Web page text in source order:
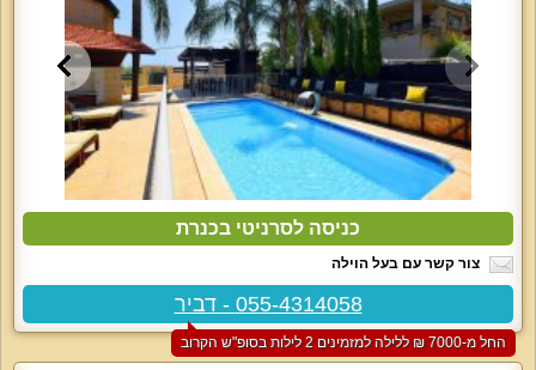
כניסה לסרניטי בכנרת
צור קשר עם בעל הוילה
055-4314058 - דביר
החל מ-‏7000 ₪ ללילה למזמינים 2 לילות בסופ"ש הקרוב